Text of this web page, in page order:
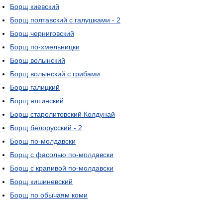
Борщ киевский
Борщ полтавский с галушками - 2
Борщ черниговский
Борщ по-хмельницки
Борщ волынский
Борщ волынский с грибами
Борщ галицкий
Борщ ялтинский
Борщ старолитовский Колдунай
Борщ белорусский - 2
Борщ по-молдавски
Борщ с фасолью по-молдавски
Борщ с крапивой по-молдавски
Борщ кишиневский
Борщ по обычаям коми